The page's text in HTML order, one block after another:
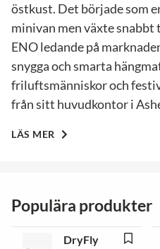
östkust. Det började som
minivan men växte
ENO ledande på
snygga och smarta
friluftsmänniskor och
från sitt huvudkontor i
LÄS MER
Populära produkter
DryFly